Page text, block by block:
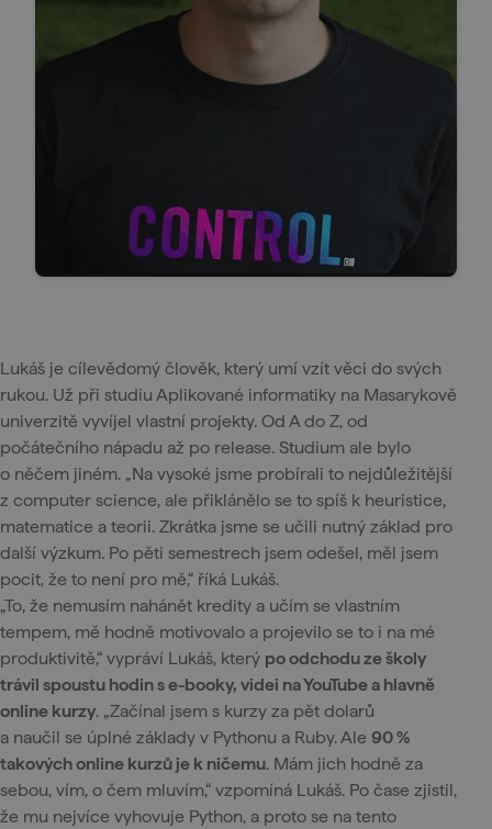
Lukáš je cílevědomý člověk, který umí vzít věci do svých
rukou. Už při studiu Aplikované informatiky na Masarykově
univerzitě vyvíjel vlastní projekty. Od A do Z, od
počátečního nápadu až po release. Studium ale bylo
o něčem jiném. „Na vysoké jsme probírali to nejdůležitější
z computer science, ale přiklánělo se to spíš k heuristice,
matematice a teorii. Zkrátka jsme se učili nutný základ pro
další výzkum. Po pěti semestrech jsem odešel, měl jsem
pocit, že to není pro mě,“ říká Lukáš.
„To, že nemusím nahánět kredity a učím se vlastním
tempem, mě hodně motivovalo a projevilo se to i na mé
produktivitě,“ vypráví Lukáš, který po odchodu ze školy
trávil spoustu hodin s e-booky, videi na YouTube a hlavně
online kurzy. „Začínal jsem s kurzy za pět dolarů
a naučil se úplné základy v Pythonu a Ruby. Ale 90 %
takových online kurzů je k ničemu. Mám jich hodně za
sebou, vím, o čem mluvím,“ vzpomíná Lukáš. Po čase zjistil,
že mu nejvíce vyhovuje Python, a proto se na tento